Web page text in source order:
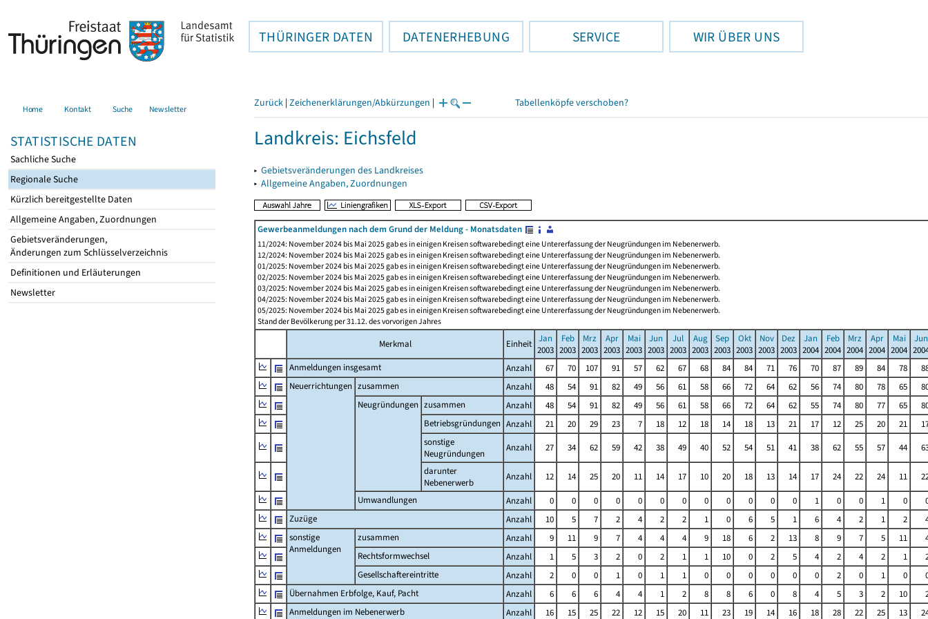
THÜRINGER DATEN DATENERHEBUNG SERVICE WIR ÜBER UNS
Home Kontakt Suche Newsletter
STATISTISCHE DATEN
Sachliche Suche
Regionale Suche
Kürzlich bereitgestellte Daten
Allgemeine Angaben, Zuordnungen
Gebietsveränderungen,
Änderungen zum Schlüsselverzeichnis
Definitionen und Erläuterungen
Newsletter
Zurück | Zeichenerklärungen/Abkürzungen | Tabellenköpfe verschoben?
Landkreis: Eichsfeld
▸ Gebietsveränderungen des Landkreises
▸ Allgemeine Angaben, Zuordnungen
Gewerbeanmeldungen nach dem Grund der Meldung - Monatsdaten
11/2024: November 2024 bis Mai 2025 gab es in einigen Kreisen softwarebedingt eine Untererfassung der Neugründungen im Nebenerwerb.
12/2024: November 2024 bis Mai 2025 gab es in einigen Kreisen softwarebedingt eine Untererfassung der Neugründungen im Nebenerwerb.
01/2025: November 2024 bis Mai 2025 gab es in einigen Kreisen softwarebedingt eine Untererfassung der Neugründungen im Nebenerwerb.
02/2025: November 2024 bis Mai 2025 gab es in einigen Kreisen softwarebedingt eine Untererfassung der Neugründungen im Nebenerwerb.
03/2025: November 2024 bis Mai 2025 gab es in einigen Kreisen softwarebedingt eine Untererfassung der Neugründungen im Nebenerwerb.
04/2025: November 2024 bis Mai 2025 gab es in einigen Kreisen softwarebedingt eine Untererfassung der Neugründungen im Nebenerwerb.
05/2025: November 2024 bis Mai 2025 gab es in einigen Kreisen softwarebedingt eine Untererfassung der Neugründungen im Nebenerwerb.
Stand der Bevölkerung per 31.12. des vorvorigen Jahres
Merkmal Einheit Jan
2003
Feb
2003
Mrz
2003
Apr
2003
Mai
2003
Jun
2003
Jul
2003
Aug
2003
Sep
2003
Okt
2003
Nov
2003
Dez
2003
Jan
2004
Feb
2004
Mrz
2004
Apr
2004
Mai
2004
Jun
Anmeldungen insgesamt
Anzahl 67 70 107 91 57 62 67 68 84 84 71 76 70 87 89 84 78
Neuerrichtungen zusammen Anzahl 48 54 91 82 49 56 61 58 66 72 64 62 56 74 80 78 65
Neugründungen zusammen Anzahl 48 54 91 82 49 56 61 58 66 72 64 62 55 74 80 77 65
Betriebsgründungen Anzahl 21 20 29 23 7 18 12 18 14 18 13 21 17 12 25 20 21
sonstige
Neugründungen
Anzahl 27 34 62 59 42 38 49 40 52 54 51 41 38 62 55 57 44
darunter
Nebenerwerb
Anzahl 12 14 25 20 11 14 17 10 20 18 13 14 17 24 22 24 11
Umwandlungen
Anzahl 0 0 0 0 0 0 0 0 0 0 0 0 1 0 0 1 0
Zuzüge
Anzahl 10 5 7 2 4 2 2 1 0 6 5 1 6 4 2 1 2
sonstige
Anmeldungen
zusammen Anzahl 9 11 9 7 4 4 4 9 18 6 2 13 8 9 7 5 11
Rechtsformwechsel
Anzahl 1 5 3 2 0 2 1 1 10 0 2 5 4 2 4 2 1
Gesellschaftereintritte
Anzahl 2 0 0 1 0 1 1 0 0 0 0 0 0 2 0 1 0
Übernahmen Erbfolge, Kauf, Pacht
Anzahl 6 6 6 4 4 1 2 8 8 6 0 8 4 5 3 2 10
Anmeldungen im Nebenerwerb
Anzahl 16 15 25 22 12 15 20 11 23 19 14 16 18 28 22 25 13